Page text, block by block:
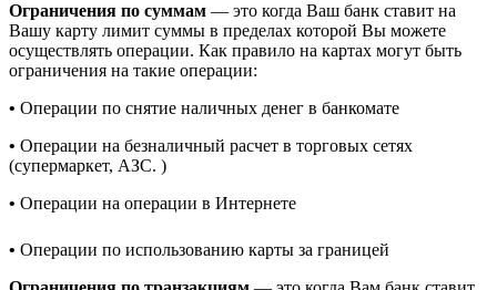
Ограничения по суммам — это когда Ваш банк ставит на
Вашу карту лимит суммы в пределах которой Вы можете
осуществлять операции. Как правило на картах могут быть
ограничения на такие операции:
• Операции по снятие наличных денег в банкомате
• Операции на безналичный расчет в торговых сетях
(супермаркет, АЗС. )
• Операции на операции в Интернете
• Операции по использованию карты за границей